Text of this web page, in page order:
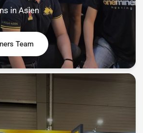
in Asien
Team